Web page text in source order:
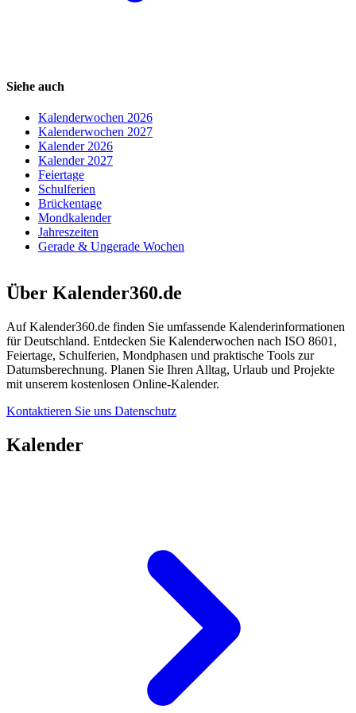
Siehe auch
Kalenderwochen 2026
Kalenderwochen 2027
Kalender 2026
Kalender 2027
Feiertage
Schulferien
Brückentage
Mondkalender
Jahreszeiten
Gerade & Ungerade Wochen
Über Kalender360.de
Auf Kalender360.de finden Sie umfassende Kalenderinformationen
für Deutschland. Entdecken Sie Kalenderwochen nach ISO 8601,
Feiertage, Schulferien, Mondphasen und praktische Tools zur
Datumsberechnung. Planen Sie Ihren Alltag, Urlaub und Projekte
mit unserem kostenlosen Online-Kalender.
Kontaktieren Sie uns Datenschutz
Kalender